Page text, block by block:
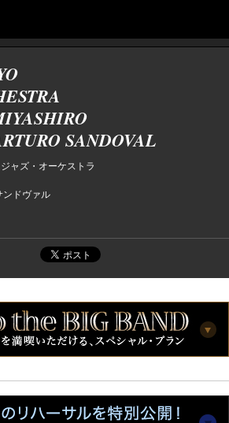
SANDOVAL
ャズ・オーケストラ
ンドヴァル